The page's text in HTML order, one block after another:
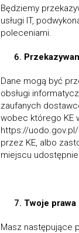
Będziemy
usługi IT,
poleceniami.
Dane mogą być
obsługi
zaufanych
wobec którego KE
https://
przez KE, albo
miejscu
Twoje
Masz następujące